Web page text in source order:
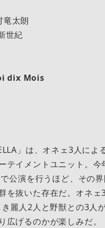
竜太朗
世紀
dix Mois
」は、オネェ3人によ
テイメントユニット。今
公演を行うほど、その界
を抜いた存在だ。オネェ
麗人2人と野獣との3人
広げるのかが楽しみだ。